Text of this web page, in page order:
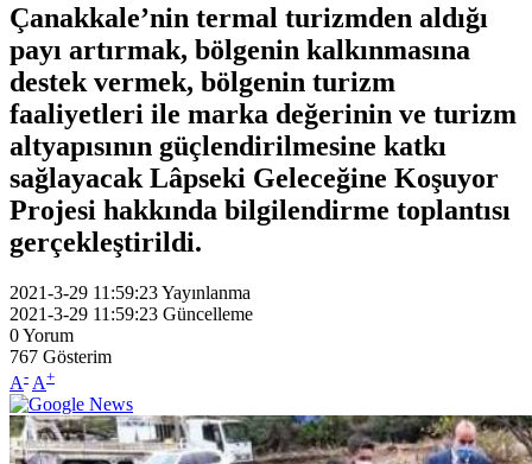
Çanakkale’nin termal turizmden aldığı
payı artırmak, bölgenin kalkınmasına
destek vermek, bölgenin turizm
faaliyetleri ile marka değerinin ve turizm
altyapısının güçlendirilmesine katkı
sağlayacak Lâpseki Geleceğine Koşuyor
Projesi hakkında bilgilendirme toplantısı
gerçekleştirildi.
2021-3-29 11:59:23Yayınlanma
2021-3-29 11:59:23 Güncelleme
0Yorum
767 Gösterim
A- A+